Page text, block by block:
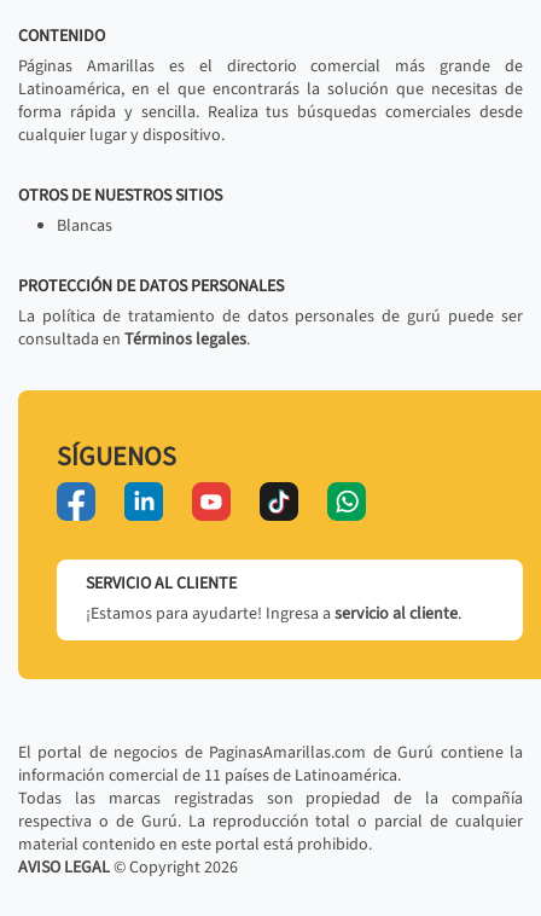
CONTENIDO
Páginas Amarillas es el directorio comercial más grande de
Latinoamérica, en el que encontrarás la solución que necesitas de
forma rápida y sencilla. Realiza tus búsquedas comerciales desde
cualquier lugar y dispositivo.
OTROS DE NUESTROS SITIOS
Blancas
PROTECCIÓN DE DATOS PERSONALES
La política de tratamiento de datos personales de gurú puede ser
consultada en Términos legales.
SÍGUENOS
SERVICIO AL CLIENTE
¡Estamos para ayudarte! Ingresa a servicio al cliente.
El portal de negocios de PaginasAmarillas.com de Gurú contiene la
información comercial de 11 países de Latinoamérica.
Todas las marcas registradas son propiedad de la compañía
respectiva o de Gurú. La reproducción total o parcial de cualquier
material contenido en este portal está prohibido.
AVISO LEGAL© Copyright2026